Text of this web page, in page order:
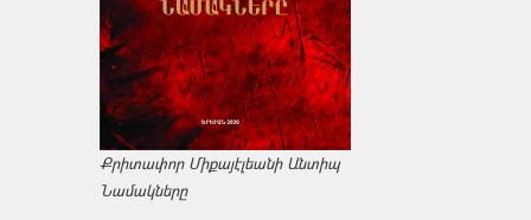
Քրիտափոր Միքայէլեանի Անտիպ
Նամակները